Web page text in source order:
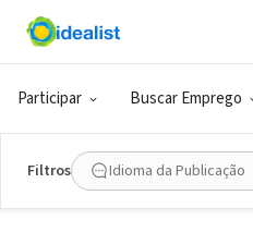
Participar Buscar Emprego
Filtros Idioma da Publicação
ONG (SETOR SOCIAL)
WYTV7
Network Inc.
Charlotte, NC|www.wytv7.org